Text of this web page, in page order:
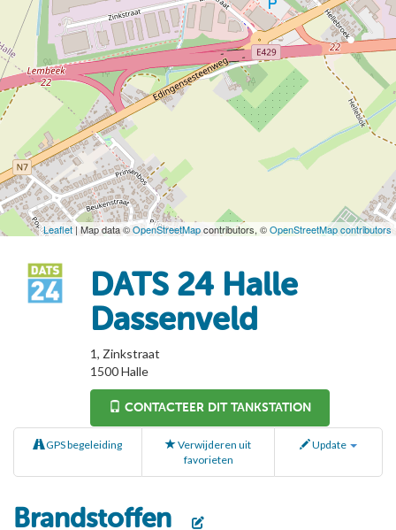
Leaflet| Map data ©OpenStreetMapcontributors, ©OpenStreetMap contributors
DATS 24 Halle
Dassenveld
1, Zinkstraat
1500Halle
CONTACTEER DIT TANKSTATION
GPS begeleiding
Verwijderen uit
favorieten
Update
Brandstoffen